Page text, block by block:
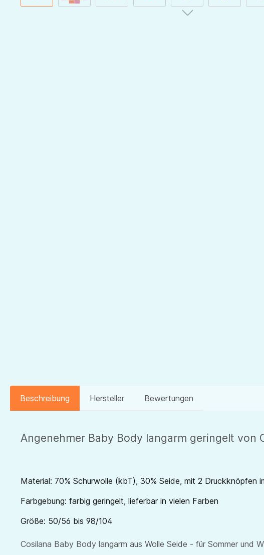
Beschreibung Hersteller Bewertungen
Angenehmer Baby Body langarm geringelt von
Material: 70% Schurwolle (kbT), 30% Seide, mit 2 Druckknöpfen
Farbgebung: farbig geringelt, lieferbar in vielen Farben
Größe: 50/56 bis 98/104
Cosilana Baby Body langarm aus Wolle Seide - für Sommer und